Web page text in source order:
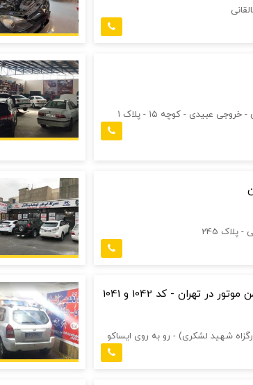
عبیدی - کوچه ۱۵ - پلاک ۱
245
در تهران - کد 1042 و 1041